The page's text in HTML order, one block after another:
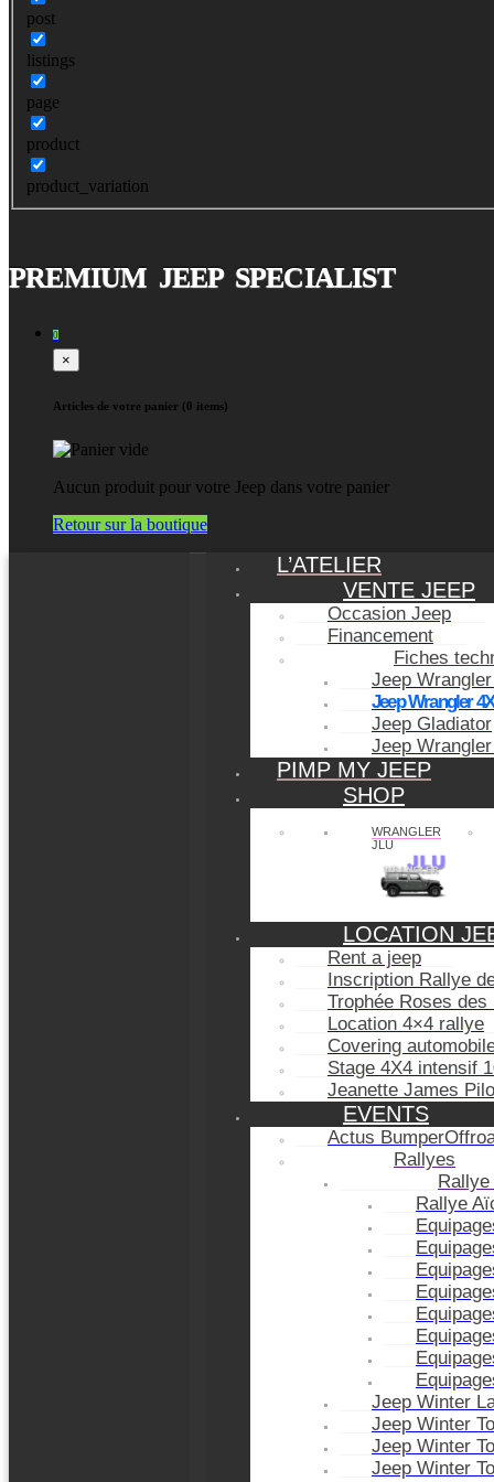
post
listings
page
product
product_variation
PREMIUM JEEP SPECIALIST
0
×
Articles de votre panier (0 items)
Aucun produit pour votre Jeep dans votre panier
Retour sur la boutique
L’ATELIER
VENTE JEEP
Occasion Jeep
Financement
Fiches
Jeep
Jeep Wrangler
Jeep Gladiator
Jeep
PIMP MY JEEP
SHOP
WRANGLER
JLU
LOCATION
Rent a jeep
Inscription Rallye
Trophée Roses des
Location 4×4 rallye
Covering
Stage 4X4 intensif
Jeanette James
EVENTS
Actus
Rallyes
Rallye
Jeep Winter
Jeep Winter
Jeep Winter
Jeep Winter